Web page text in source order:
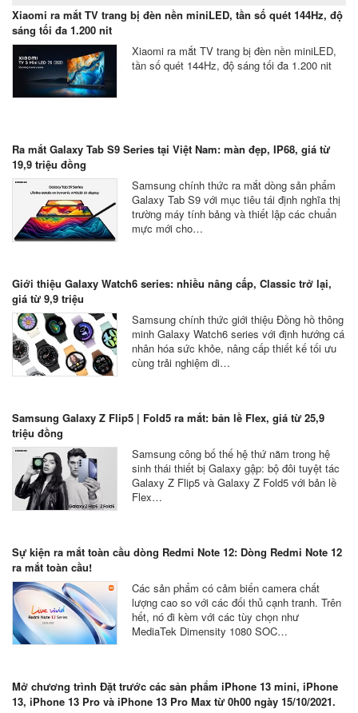
Xiaomi ra mắt TV trang bị đèn nền miniLED, tần số quét 144Hz, độ
sáng tối đa 1.200 nit
Xiaomi ra mắt TV trang bị đèn nền miniLED,
tần số quét 144Hz, độ sáng tối đa 1.200 nit
Ra mắt Galaxy Tab S9 Series tại Việt Nam: màn đẹp, IP68, giá từ
19,9 triệu đồng
Samsung chính thức ra mắt dòng sản phẩm
Galaxy Tab S9 với mục tiêu tái định nghĩa thị
trường máy tính bảng và thiết lập các chuẩn
mực mới cho…
Giới thiệu Galaxy Watch6 series: nhiều nâng cấp, Classic trở lại,
giá từ 9,9 triệu
Samsung chính thức giới thiệu Đồng hồ thông
minh Galaxy Watch6 series với định hướng cá
nhân hóa sức khỏe, nâng cấp thiết kế tối ưu
cùng trải nghiệm di…
Samsung Galaxy Z Flip5 | Fold5 ra mắt: bản lề Flex, giá từ 25,9
triệu đồng
Samsung công bố thế hệ thứ năm trong hệ
sinh thái thiết bị Galaxy gập: bộ đôi tuyệt tác
Galaxy Z Flip5 và Galaxy Z Fold5 với bản lề
Flex…
Sự kiện ra mắt toàn cầu dòng Redmi Note 12: Dòng Redmi Note 12
ra mắt toàn cầu!
Các sản phẩm có cảm biến camera chất
lượng cao so với các đối thủ cạnh tranh. Trên
hết, nó đi kèm với các tùy chọn như
MediaTek Dimensity 1080 SOC…
Mở chương trình Đặt trước các sản phẩm iPhone 13 mini, iPhone
13, iPhone 13 Pro và iPhone 13 Pro Max từ 0h00 ngày 15/10/2021.